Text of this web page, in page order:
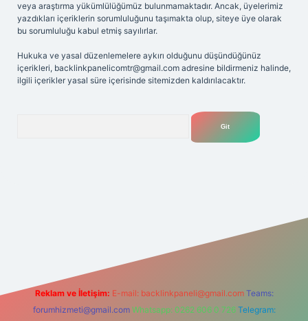
veya araştırma yükümlülüğümüz bulunmamaktadır. Ancak, üyelerimiz
yazdıkları içeriklerin sorumluluğunu taşımakta olup, siteye üye olarak
bu sorumluluğu kabul etmiş sayılırlar.
Hukuka ve yasal düzenlemelere aykırı olduğunu düşündüğünüz
içerikleri, backlinkpanelicomtr@gmail.com adresine bildirmeniz halinde,
ilgili içerikler yasal süre içerisinde sitemizden kaldırılacaktır.
Reklam ve İletişim: E-mail: backlinkpaneli@gmail.com Teams:
forumhizmeti@gmail.com Whatsapp: 0262 606 0 726 Telegram: